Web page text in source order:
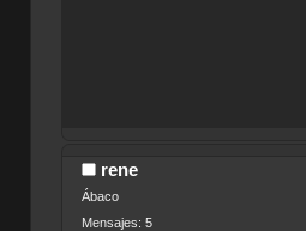
rene
Ábaco
Mensajes: 5